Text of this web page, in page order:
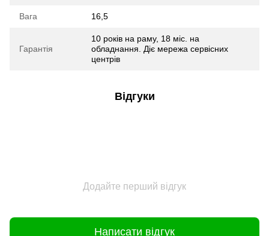
Вага 16,5
Гарантія
10 років на раму, 18 міс. на
обладнання. Діє мережа сервісних
центрів
Відгуки
Додайте перший відгук
Написати відгук